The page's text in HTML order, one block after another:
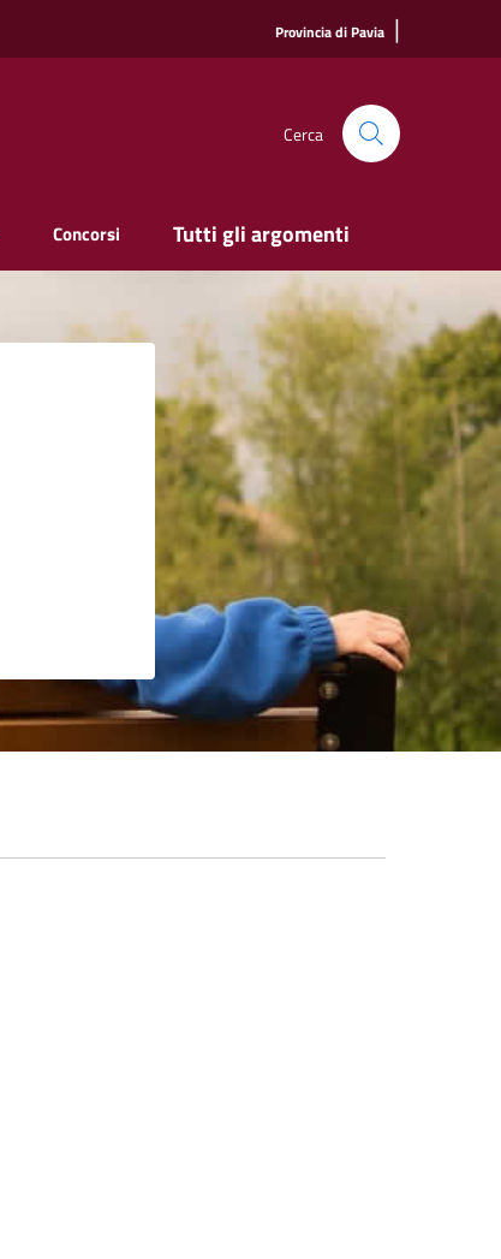
Provincia di Pavia |
Cerca
Concorsi Tutti gli argomenti